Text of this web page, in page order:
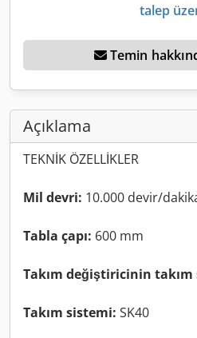
talep
Temin
Açıklama
TEKNİK ÖZELLİKLER
Mil devri: 10.000 devir/
Tabla çapı: 600 mm
Takım değiştiricinin takım
Takım sistemi: SK40